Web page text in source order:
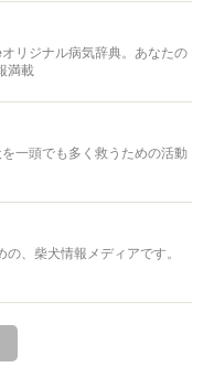
リジナル病気辞典。あなたの
満載
一頭でも多く救うための活動
、柴犬情報メディアです。